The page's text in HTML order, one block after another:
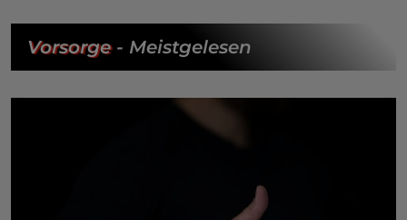
Vorsorge- Meistgelesen